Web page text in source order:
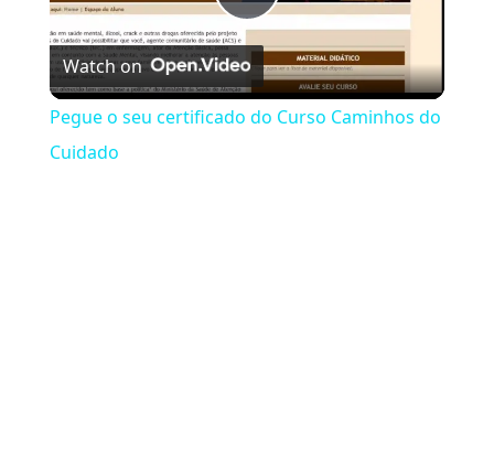
Play Video
Watch on
Pegue o seu certificado do Curso Caminhos do
Cuidado